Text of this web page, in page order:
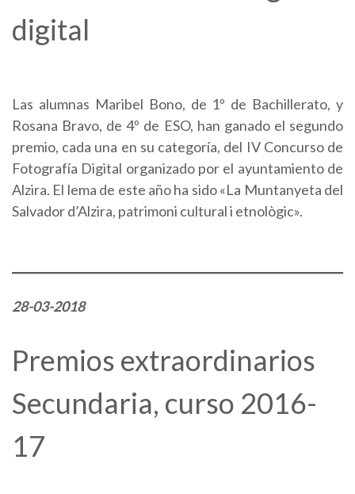
digital
Las alumnas Maribel Bono, de 1º de Bachillerato, y
Rosana Bravo, de 4º de ESO, han ganado el segundo
premio, cada una en su categoría, del IV Concurso de
Fotografía Digital organizado por el ayuntamiento de
Alzira. El lema de este año ha sido «La Muntanyeta del
Salvador d’Alzira, patrimoni cultural i etnològic».
28-03-2018
Premios extraordinarios
Secundaria, curso 2016-
17